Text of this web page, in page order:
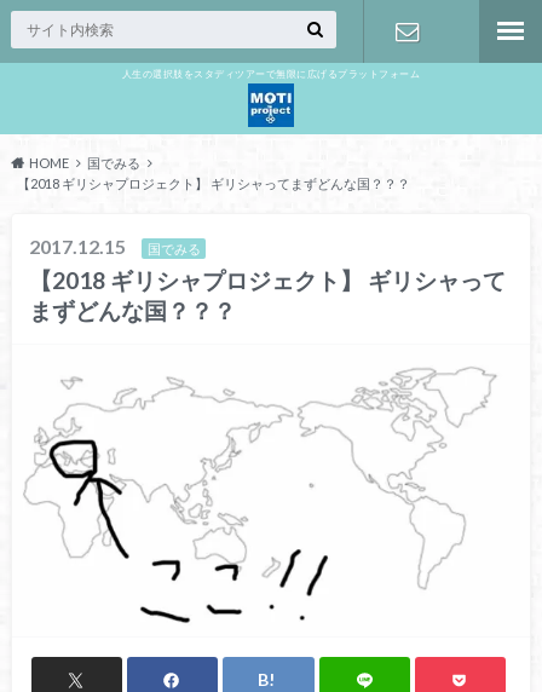
人生の選択肢をスタディツアーで無限に広げるプラットフォーム
HOME
国でみる
【2018 ギリシャプロジェクト】 ギリシャってまずどんな国？？？
2017.12.15 国でみる
【2018 ギリシャプロジェクト】 ギリシャって
まずどんな国？？？